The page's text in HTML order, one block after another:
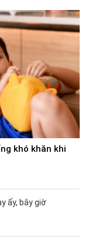
khó khăn khi
ấy, bây giờ